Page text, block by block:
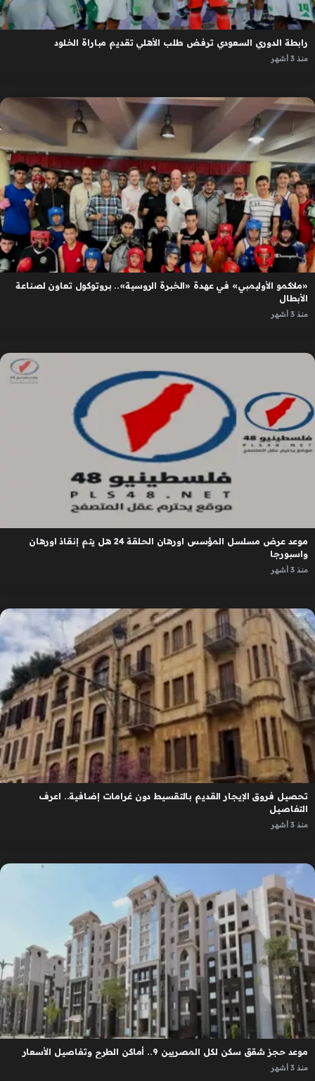
رابطة الدوري السعودي ترفض طلب الأهلي تقديم مباراة الخلود
منذ 3 أشهر
«ملاكمو الأوليمبي» في عهدة «الخبرة الروسية».. بروتوكول تعاون لصناعة
الأبطال
منذ 3 أشهر
موعد عرض مسلسل المؤسس اورهان الحلقة 24 هل يتم إنقاذ اورهان
واسبورجا
منذ 3 أشهر
تحصيل فروق الإيجار القديم بالتقسيط دون غرامات إضافية.. اعرف
التفاصيل
منذ 3 أشهر
موعد حجز شقق سكن لكل المصريين 9.. أماكن الطرح وتفاصيل الأسعار
منذ 3 أشهر